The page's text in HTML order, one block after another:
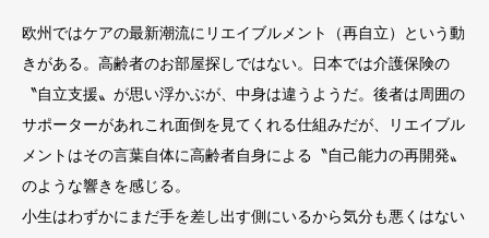
欧州ではケアの最新潮流にリエイブルメント（再自立）という動
きがある。高齢者のお部屋探しではない。日本では介護保険の
〝自立支援〟が思い浮かぶが、中身は違うようだ。後者は周囲の
サポーターがあれこれ面倒を見てくれる仕組みだが、リエイブル
メントはその言葉自体に高齢者自身による〝自己能力の再開発〟
のような響きを感じる。
小生はわずかにまだ手を差し出す側にいるから気分も悪くはない